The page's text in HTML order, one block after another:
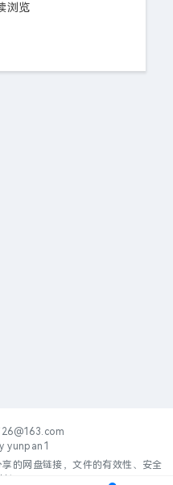
浏览
yunpan1
的网盘链接，文件的有效性、安全